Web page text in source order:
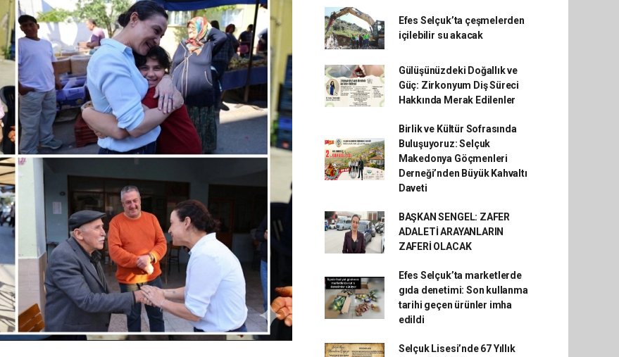
Efes Selçuk’ta çeşmelerden
içilebilir su akacak
Gülüşünüzdeki Doğallık ve
Güç: Zirkonyum Diş Süreci
Hakkında Merak Edilenler
Birlik ve Kültür Sofrasında
Buluşuyoruz: Selçuk
Makedonya Göçmenleri
Derneği’nden Büyük Kahvaltı
Daveti
BAŞKAN SENGEL: ZAFER
ADALETİ ARAYANLARIN
ZAFERİ OLACAK
Efes Selçuk’ta marketlerde
gıda denetimi: Son kullanma
tarihi geçen ürünler imha
edildi
Selçuk Lisesi’nde 67 Yıllık